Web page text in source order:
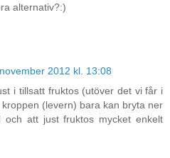
alternativ?:)
2012 kl. 13:08
i tillsatt fruktos (utöver det vi får i
(levern) bara kan bryta ner
och att just fruktos mycket enkelt